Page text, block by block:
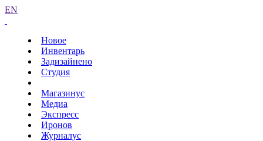
EN
Новое
Инвентарь
Задизайнено
Студия
Магазинус
Медиа
Экспресс
Иронов
Журналус